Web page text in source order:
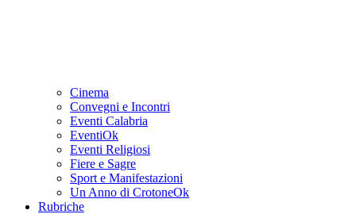
Cinema
Convegni e Incontri
Eventi Calabria
EventiOk
Eventi Religiosi
Fiere e Sagre
Sport e Manifestazioni
Un Anno di CrotoneOk
Rubriche